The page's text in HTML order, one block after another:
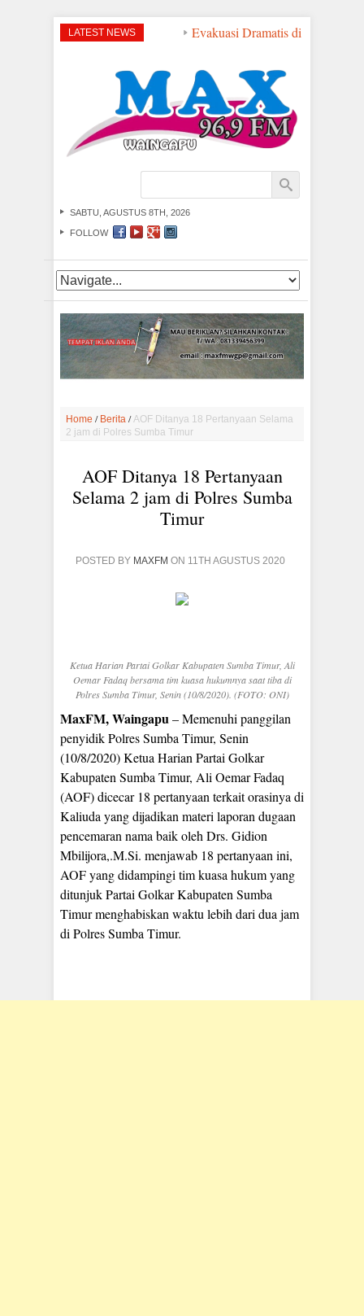
LATEST NEWS Evakuasi Dramatis di Perairan
SABTU, AGUSTUS 8TH, 2026
FOLLOW
Home / Berita / AOF Ditanya 18 Pertanyaan Selama
2 jam di Polres Sumba Timur
AOF Ditanya 18 Pertanyaan
Selama 2 jam di Polres Sumba
Timur
POSTED BY MAXFM ON 11TH AGUSTUS 2020
Ketua Harian Partai Golkar Kabupaten Sumba Timur, Ali
Oemar Fadaq bersama tim kuasa hukumnya saat tiba di
Polres Sumba Timur, Senin (10/8/2020). (FOTO: ONI)
MaxFM, Waingapu – Memenuhi panggilan
penyidik Polres Sumba Timur, Senin
(10/8/2020) Ketua Harian Partai Golkar
Kabupaten Sumba Timur, Ali Oemar Fadaq
(AOF) dicecar 18 pertanyaan terkait orasinya di
Kaliuda yang dijadikan materi laporan dugaan
pencemaran nama baik oleh Drs. Gidion
Mbilijora,.M.Si. menjawab 18 pertanyaan ini,
AOF yang didampingi tim kuasa hukum yang
ditunjuk Partai Golkar Kabupaten Sumba
Timur menghabiskan waktu lebih dari dua jam
di Polres Sumba Timur.